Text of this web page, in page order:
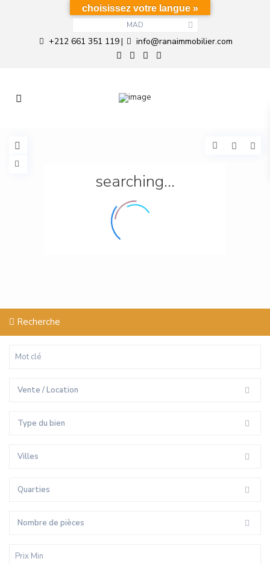
MAD
+212 661 351 119| info@ranaimmobilier.com
searching...
Recherche
Vente / Location
Type du bien
Villes
Quarties
Nombre de pièces
choisissez votre langue »